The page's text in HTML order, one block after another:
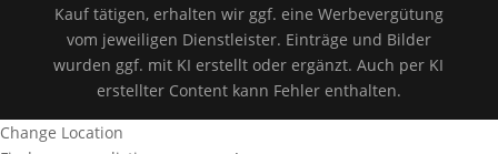
Kauf tätigen, erhalten wir ggf. eine Werbevergütung
vom jeweiligen Dienstleister. Einträge und Bilder
wurden ggf. mit KI erstellt oder ergänzt. Auch per KI
erstellter Content kann Fehler enthalten.
Change Location